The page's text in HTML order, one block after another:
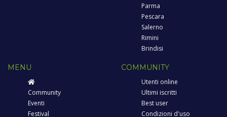
Parma
Pescara
Salerno
Rimini
Brindisi
MENU
Community
Eventi
Festival
COMMUNITY
Utenti online
Ultimi iscritti
Best user
Condizioni d'uso